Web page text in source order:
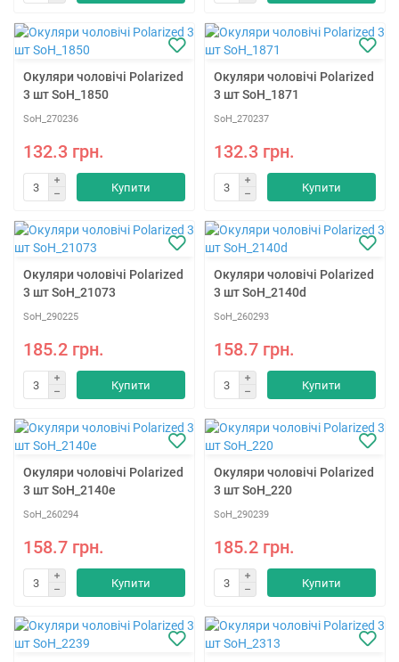
Окуляри чоловічі Polarized
3 шт SoH_1850
SoH_270236
132.3 грн.
Купити
Окуляри чоловічі Polarized
3 шт SoH_1871
SoH_270237
132.3 грн.
Купити
Окуляри чоловічі Polarized
3 шт SoH_21073
SoH_290225
185.2 грн.
Купити
Окуляри чоловічі Polarized
3 шт SoH_2140d
SoH_260293
158.7 грн.
Купити
Окуляри чоловічі Polarized
3 шт SoH_2140e
SoH_260294
158.7 грн.
Купити
Окуляри чоловічі Polarized
3 шт SoH_220
SoH_290239
185.2 грн.
Купити